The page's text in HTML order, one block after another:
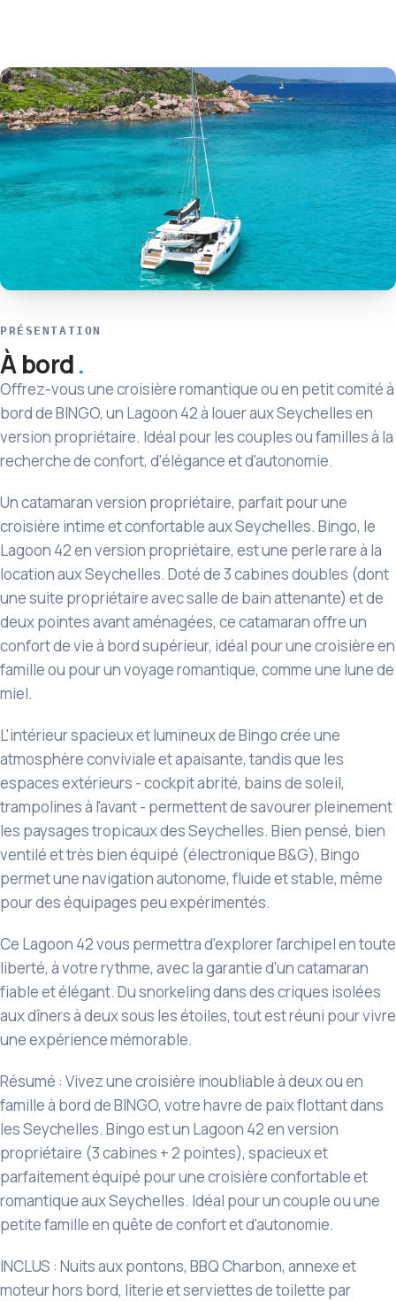
PRÉSENTATION
À bord
Offrez-vous une croisière romantique ou en petit comité à
bord de BINGO, un Lagoon 42 à louer aux Seychelles en
version propriétaire. Idéal pour les couples ou familles à la
recherche de confort, d'élégance et d'autonomie.
Un catamaran version propriétaire, parfait pour une
croisière intime et confortable aux Seychelles. Bingo, le
Lagoon 42 en version propriétaire, est une perle rare à la
location aux Seychelles. Doté de 3 cabines doubles (dont
une suite propriétaire avec salle de bain attenante) et de
deux pointes avant aménagées, ce catamaran offre un
confort de vie à bord supérieur, idéal pour une croisière en
famille ou pour un voyage romantique, comme une lune de
miel.
L'intérieur spacieux et lumineux de Bingo crée une
atmosphère conviviale et apaisante, tandis que les
espaces extérieurs - cockpit abrité, bains de soleil,
trampolines à l'avant - permettent de savourer pleinement
les paysages tropicaux des Seychelles. Bien pensé, bien
ventilé et très bien équipé (électronique B&G), Bingo
permet une navigation autonome, fluide et stable, même
pour des équipages peu expérimentés.
Ce Lagoon 42 vous permettra d'explorer l'archipel en toute
liberté, à votre rythme, avec la garantie d'un catamaran
fiable et élégant. Du snorkeling dans des criques isolées
aux dîners à deux sous les étoiles, tout est réuni pour vivre
une expérience mémorable.
Résumé : Vivez une croisière inoubliable à deux ou en
famille à bord de BINGO, votre havre de paix flottant dans
les Seychelles. Bingo est un Lagoon 42 en version
propriétaire (3 cabines + 2 pointes), spacieux et
parfaitement équipé pour une croisière confortable et
romantique aux Seychelles. Idéal pour un couple ou une
petite famille en quête de confort et d'autonomie.
INCLUS : Nuits aux pontons, BBQ Charbon, annexe et
moteur hors bord, literie et serviettes de toilette par